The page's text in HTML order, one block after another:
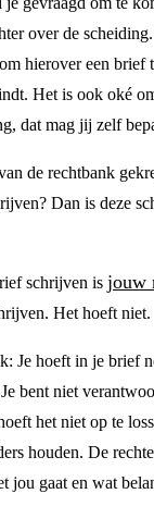
over de
hierover een brief
Het is ook oké
dat mag jij zelf
de rechtbank
Dan is deze
schrijven is jouw
Het hoeft niet.
Je hoeft in je brief
bent niet
het niet op te
houden. De
jou gaat en wat